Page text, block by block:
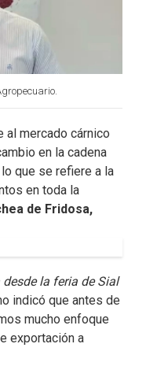
al mercado cárnico
en la cadena
que se refiere a la
en toda la
de Fridosa,
la feria de Sial
indicó que antes de
mucho enfoque
exportación a